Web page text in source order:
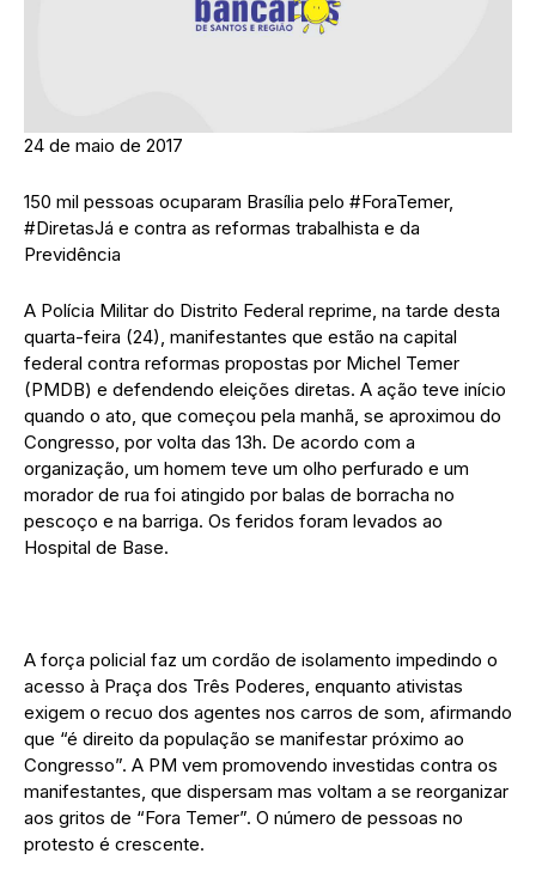
24 de maio de 2017
150 mil pessoas ocuparam Brasília pelo #ForaTemer,
#DiretasJá e contra as reformas trabalhista e da
Previdência
A Polícia Militar do Distrito Federal reprime, na tarde desta
quarta-feira (24), manifestantes que estão na capital
federal contra reformas propostas por Michel Temer
(PMDB) e defendendo eleições diretas. A ação teve início
quando o ato, que começou pela manhã, se aproximou do
Congresso, por volta das 13h. De acordo com a
organização, um homem teve um olho perfurado e um
morador de rua foi atingido por balas de borracha no
pescoço e na barriga. Os feridos foram levados ao
Hospital de Base.
A força policial faz um cordão de isolamento impedindo o
acesso à Praça dos Três Poderes, enquanto ativistas
exigem o recuo dos agentes nos carros de som, afirmando
que “é direito da população se manifestar próximo ao
Congresso”. A PM vem promovendo investidas contra os
manifestantes, que dispersam mas voltam a se reorganizar
aos gritos de “Fora Temer”. O número de pessoas no
protesto é crescente.